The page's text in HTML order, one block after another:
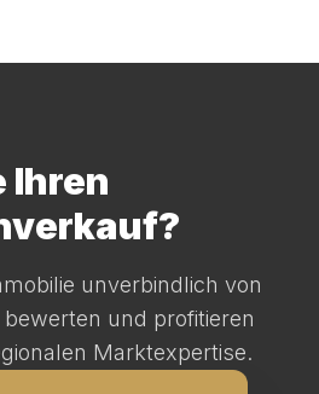
Ihren
unverbindlich von
und profitieren
Marktexpertise.